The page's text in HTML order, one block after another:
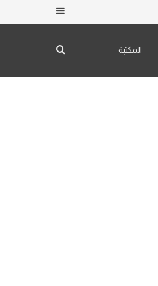
إضافة عمود
المكتبة بحث عن